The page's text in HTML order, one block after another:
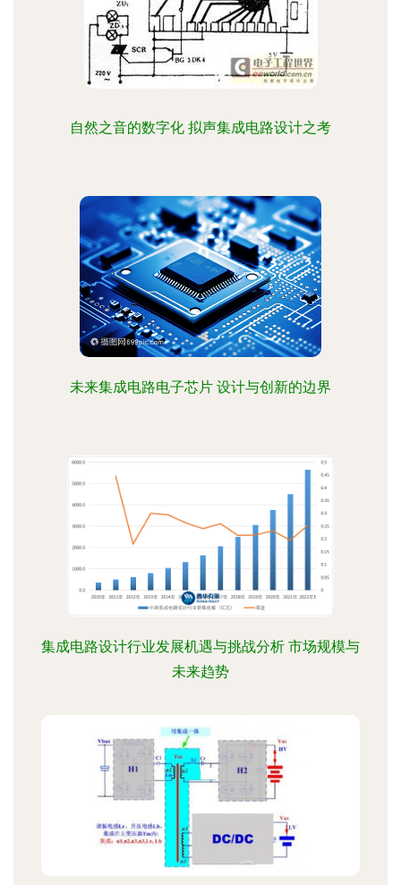
自然之音的数字化 拟声集成电路设计之考
未来集成电路电子芯片 设计与创新的边界
集成电路设计行业发展机遇与挑战分析 市场规模与
未来趋势